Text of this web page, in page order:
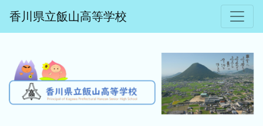
香川県立飯山高等学校